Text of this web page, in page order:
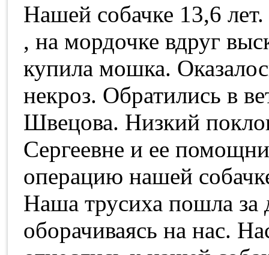
Нашей собачке 13,6 лет.
, на мордочке вдруг
купила мошка.
некроз. Обратились в
Швецова. Низкий
Сергеевне и ее
операцию нашей
Наша трусиха пошла за
оборачиваясь на нас.